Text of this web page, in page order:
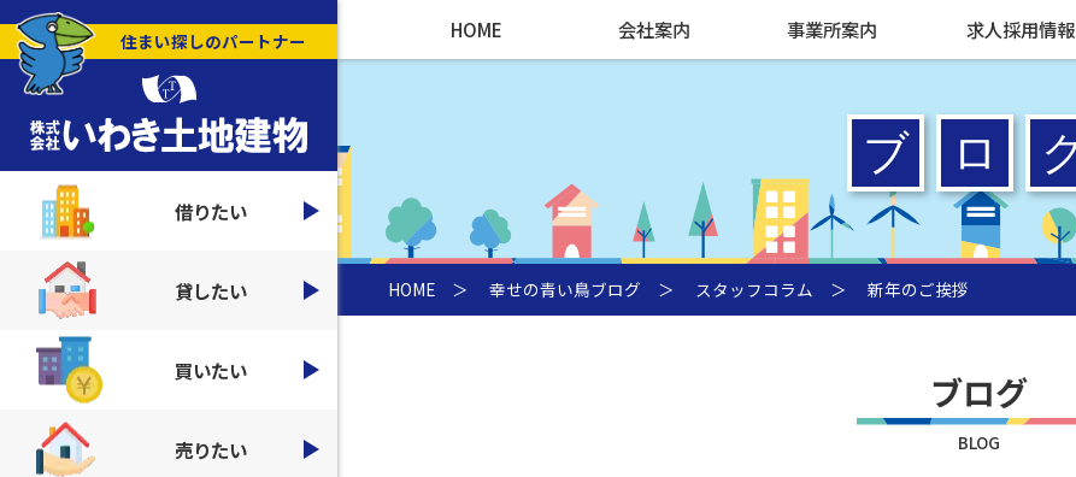
HOME 会社案内 事業所案内 求人採用情報
住まい探しのパートナー
借りたい
貸したい
買いたい
売りたい
HOME ＞ 幸せの青い鳥ブログ ＞ スタッフコラム ＞ 新年のご挨拶
ブログ
BLOG